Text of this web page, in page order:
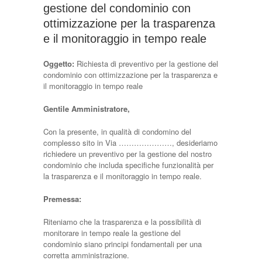
gestione del condominio con
ottimizzazione per la trasparenza
e il monitoraggio in tempo reale
Oggetto: Richiesta di preventivo per la gestione del
condominio con ottimizzazione per la trasparenza e
il monitoraggio in tempo reale
Gentile Amministratore,
Con la presente, in qualità di condomino del
complesso sito in Via …………………, desideriamo
richiedere un preventivo per la gestione del nostro
condominio che includa specifiche funzionalità per
la trasparenza e il monitoraggio in tempo reale.
Premessa:
Riteniamo che la trasparenza e la possibilità di
monitorare in tempo reale la gestione del
condominio siano principi fondamentali per una
corretta amministrazione.